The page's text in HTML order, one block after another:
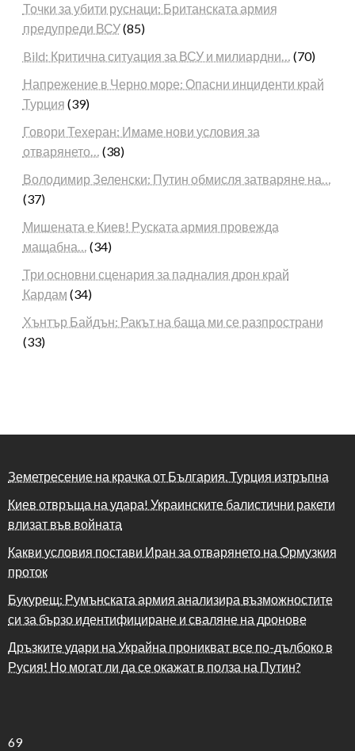
Точки за убити руснаци: Британската армия
предупреди ВСУ(85)
Bild: Критична ситуация за ВСУ и милиардни… (70)
Напрежение в Черно море: Опасни инциденти край
Турция (39)
Говори Техеран: Имаме нови условия за
отварянето… (38)
Володимир Зеленски: Путин обмисля затваряне на…
(37)
Мишената е Киев! Руската армия провежда
мащабна… (34)
Три основни сценария за падналия дрон край
Кардам (34)
Хънтър Байдън: Ракът на баща ми се разпространи
(33)
Земетресение на крачка от България. Турция изтръпна
Киев отвръща на удара! Украинските балистични ракети
влизат във войната
Какви условия постави Иран за отварянето на Ормузкия
проток
Букурещ: Румънската армия анализира възможностите
си за бързо идентифициране и сваляне на дронове
Дръзките удари на Украйна проникват все по-дълбоко в
Русия! Но могат ли да се окажат в полза на Путин?
69